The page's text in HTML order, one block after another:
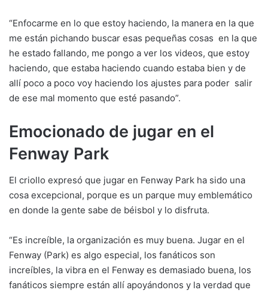
“Enfocarme en lo que estoy haciendo, la manera en la que
me están pichando buscar esas pequeñas cosas en la que
he estado fallando, me pongo a ver los videos, que estoy
haciendo, que estaba haciendo cuando estaba bien y de
allí poco a poco voy haciendo los ajustes para poder salir
de ese mal momento que esté pasando”.
Emocionado de jugar en el
Fenway Park
El criollo expresó que jugar en Fenway Park ha sido una
cosa excepcional, porque es un parque muy emblemático
en donde la gente sabe de béisbol y lo disfruta.
“Es increíble, la organización es muy buena. Jugar en el
Fenway (Park) es algo especial, los fanáticos son
increíbles, la vibra en el Fenway es demasiado buena, los
fanáticos siempre están allí apoyándonos y la verdad que